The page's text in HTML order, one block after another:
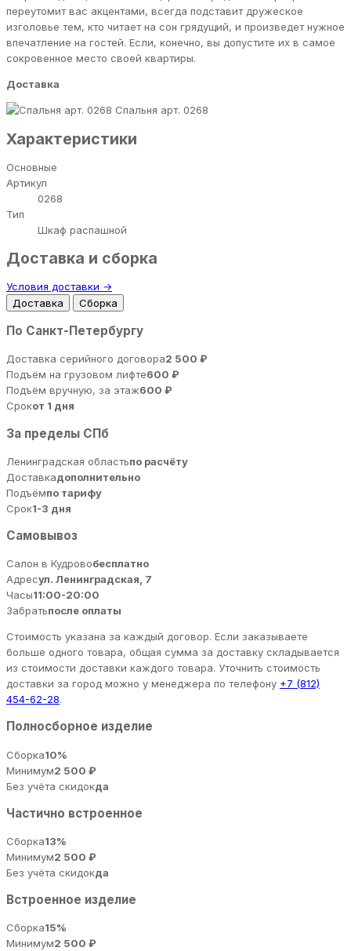
переутомит вас акцентами, всегда подставит дружеское
изголовье тем, кто читает на сон грядущий, и произведет нужное
впечатление на гостей. Если, конечно, вы допустите их в самое
сокровенное место своей квартиры.
Доставка
Спальня арт. 0268
Характеристики
Основные
Артикул
0268
Тип
Шкаф распашной
Доставка и сборка
Условия доставки →
Доставка
Сборка
По Санкт-Петербургу
Доставка серийного договора2 500 ₽
Подъём на грузовом лифте600 ₽
Подъём вручную, за этаж600 ₽
Срокот 1 дня
За пределы СПб
Ленинградская областьпо расчёту
Доставкадополнительно
Подъёмпо тарифу
Срок1-3 дня
Самовывоз
Салон в Кудровобесплатно
Адресул. Ленинградская, 7
Часы11:00-20:00
Забратьпосле оплаты
Стоимость указана за каждый договор. Если заказываете
больше одного товара, общая сумма за доставку складывается
из стоимости доставки каждого товара. Уточнить стоимость
доставки за город можно у менеджера по телефону +7 (812)
454-62-28.
Полносборное изделие
Сборка10%
Минимум2 500 ₽
Без учёта скидокда
Частично встроенное
Сборка13%
Минимум2 500 ₽
Без учёта скидокда
Встроенное изделие
Сборка15%
Минимум2 500 ₽